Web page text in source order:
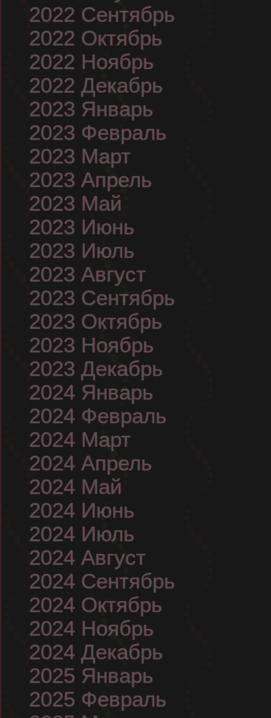
2022 Сентябрь
2022 Октябрь
2022 Ноябрь
2022 Декабрь
2023 Январь
2023 Февраль
2023 Март
2023 Апрель
2023 Май
2023 Июнь
2023 Июль
2023 Август
2023 Сентябрь
2023 Октябрь
2023 Ноябрь
2023 Декабрь
2024 Январь
2024 Февраль
2024 Март
2024 Апрель
2024 Май
2024 Июнь
2024 Июль
2024 Август
2024 Сентябрь
2024 Октябрь
2024 Ноябрь
2024 Декабрь
2025 Январь
2025 Февраль